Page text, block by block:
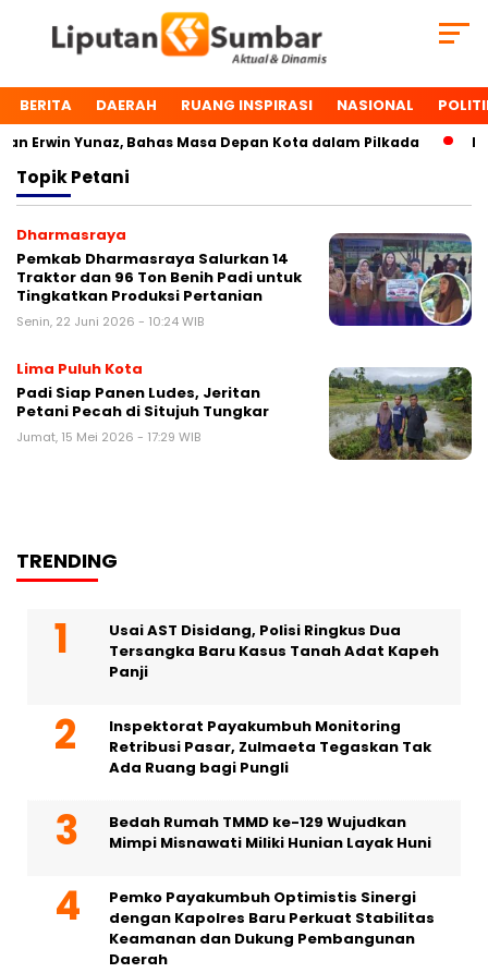
BERITA DAERAH RUANG INSPIRASI NASIONAL
Erwin Yunaz, Bahas Masa Depan Kota dalam Pilkada
TopikPetani
Dharmasraya
Pemkab Dharmasraya Salurkan 14
Traktor dan 96 Ton Benih Padi untuk
Tingkatkan Produksi Pertanian
Senin, 22 Juni 2026 - 10:24 WIB
Lima Puluh Kota
Padi Siap Panen Ludes, Jeritan
Petani Pecah di Situjuh Tungkar
Jumat, 15 Mei 2026 - 17:29 WIB
TRENDING
Usai AST Disidang, Polisi Ringkus Dua
Tersangka Baru Kasus Tanah Adat Kapeh
Panji
Inspektorat Payakumbuh Monitoring
Retribusi Pasar, Zulmaeta Tegaskan Tak
Ada Ruang bagi Pungli
Bedah Rumah TMMD ke-129 Wujudkan
Mimpi Misnawati Miliki Hunian Layak Huni
Pemko Payakumbuh Optimistis Sinergi
dengan Kapolres Baru Perkuat Stabilitas
Keamanan dan Dukung Pembangunan
Daerah